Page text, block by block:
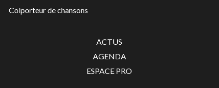
Colporteur de chansons
ACTUS
AGENDA
ESPACE PRO